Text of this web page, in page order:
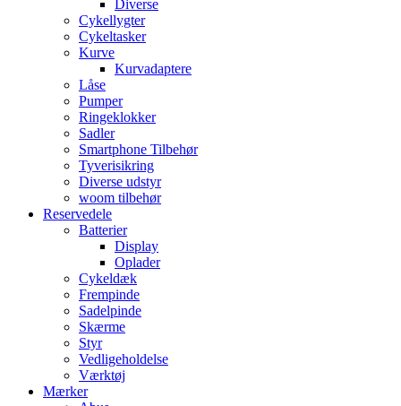
Diverse
Cykellygter
Cykeltasker
Kurve
Kurvadaptere
Låse
Pumper
Ringeklokker
Sadler
Smartphone Tilbehør
Tyverisikring
Diverse udstyr
woom tilbehør
Reservedele
Batterier
Display
Oplader
Cykeldæk
Frempinde
Sadelpinde
Skærme
Styr
Vedligeholdelse
Værktøj
Mærker